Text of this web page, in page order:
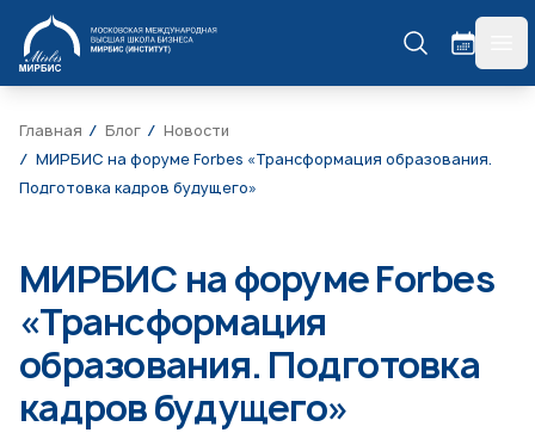
МИРБИС
Главная Блог
Новости
МИРБИС на форуме Forbes «Трансформация образования.
Подготовка кадров будущего»
МИРБИС на форуме Forbes
«Трансформация
образования. Подготовка
кадров будущего»